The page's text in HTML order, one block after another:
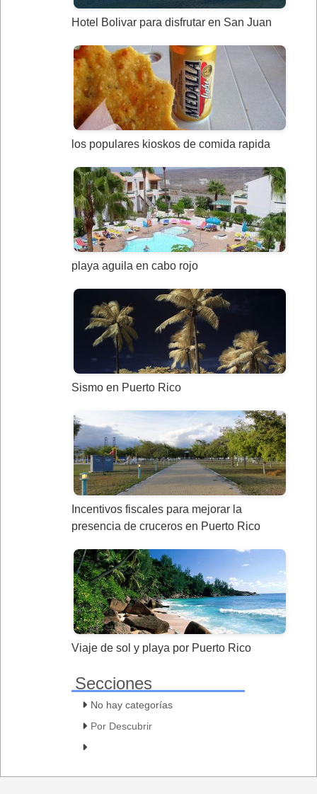
Hotel Bolivar para disfrutar en San Juan
los populares kioskos de comida rapida
playa aguila en cabo rojo
Sismo en Puerto Rico
Incentivos fiscales para mejorar la
presencia de cruceros en Puerto Rico
Viaje de sol y playa por Puerto Rico
Secciones
No hay categorías
Por Descubrir